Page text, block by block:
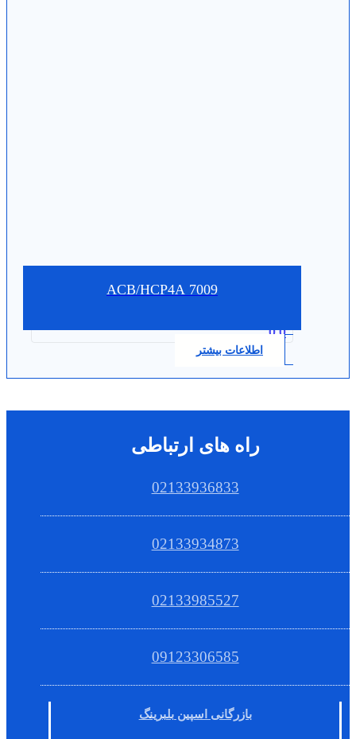
7009 ACB/HCP4A
0.0
اطلاعات بیشتر
راه های ارتباطی
02133936833
02133934873
02133985527
09123306585
بازرگانی اسپین بلبرینگ